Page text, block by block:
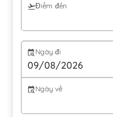
Điểm đến
Ngày đi
Ngày về